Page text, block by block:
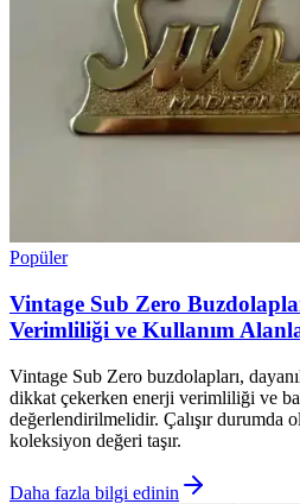
Popüler
Vintage Sub Zero
Verimliliği ve Kullanım
Vintage Sub Zero buzdolapları,
dikkat çekerken enerji verimliliği ve
değerlendirilmelidir. Çalışır durumda
koleksiyon değeri taşır.
Daha fazla bilgi edinin